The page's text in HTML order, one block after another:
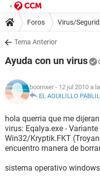
Foros Virus/
Tema Anterior
Ayuda con un virus
boomxer - 12 jul 2010 a
EL AGUILILLO
hola querria que me
virus: Eqalya.exe -
Win32/Kryptik.FKT
encuentro manera de
sistema operativo